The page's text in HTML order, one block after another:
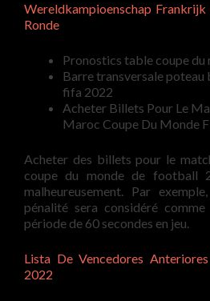
Wereldkampioenschap
Ronde
Pronostics table coupe
Barre transversale poteau
fifa 2022
Acheter Billets Pour Le
Maroc Coupe Du Monde
Acheter des billets pour le
coupe du monde de football
malheureusement. Par
pénalité sera considéré
période de 60 secondes en jeu.
Lista De Vencedores
2022